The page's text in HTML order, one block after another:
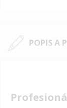
POPIS A